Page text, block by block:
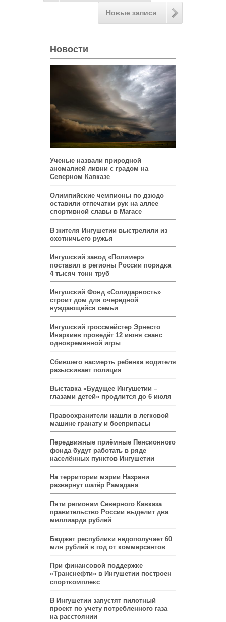
Новые записи
Новости
Ученые назвали природной
аномалией ливни с градом на
Северном Кавказе
Олимпийские чемпионы по дзюдо
оставили отпечатки рук на аллее
спортивной славы в Магасе
В жителя Ингушетии выстрелили из
охотничьего ружья
Ингушский завод «Полимер»
поставил в регионы России порядка
4 тысяч тонн труб
Ингушский Фонд «Солидарность»
строит дом для очередной
нуждающейся семьи
Ингушский гроссмейстер Эрнесто
Инаркиев проведёт 12 июня сеанс
одновременной игры
Сбившего насмерть ребенка водителя
разыскивает полиция
Выставка «Будущее Ингушетии –
глазами детей» продлится до 6 июля
Правоохранители нашли в легковой
машине гранату и боеприпасы
Передвижные приёмные Пенсионного
фонда будут работать в ряде
населённых пунктов Ингушетии
На территории мэрии Назрани
развернут шатёр Рамадана
Пяти регионам Северного Кавказа
правительство России выделит два
миллиарда рублей
Бюджет республики недополучает 60
млн рублей в год от коммерсантов
При финансовой поддержке
«Транснефти» в Ингушетии построен
спорткомплекс
В Ингушетии запустят пилотный
проект по учету потребленного газа
на расстоянии